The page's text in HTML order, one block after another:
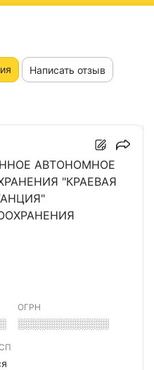
Написать отзыв
АВТОНОМНОЕ
"КРАЕВАЯ
ОГРН
░░░░░░░░░░░░░